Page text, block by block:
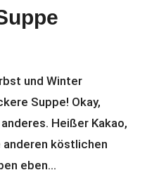
und Winter
Suppe! Okay,
Heißer Kakao,
anderen köstlichen
eben…